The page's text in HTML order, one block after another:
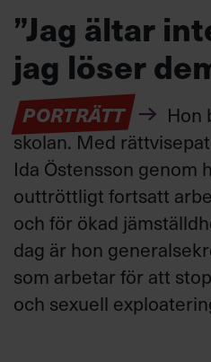
”Jag ältar
jag löser
PORTRÄTT
Hon
skolan. Med
Ida Östensson genom
outtröttligt fortsatt
och för ökad
dag är hon
som arbetar för att
och sexuell